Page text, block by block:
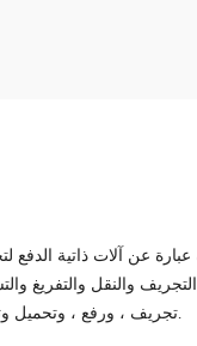
عبارة عن آلات ذاتية
والنقل والتفريغ
تجريف ، ورفع ، وتحميل وتفريغ الأخشاب ، إلخ. إنه نوع من آلات البناء ذات نطاق واسع جدًا من الاستخدامات.